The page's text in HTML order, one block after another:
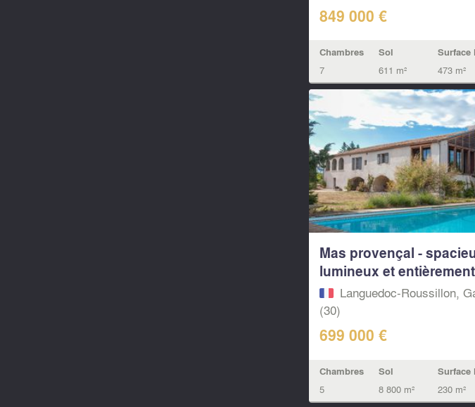
849 000 €
Chambres
7
Sol
611 m² 473 m²
Mas provençal -
lumineux et
Languedoc-Roussillon,
(30)
699 000 €
Chambres
5
Sol
8 800 m² 230 m²